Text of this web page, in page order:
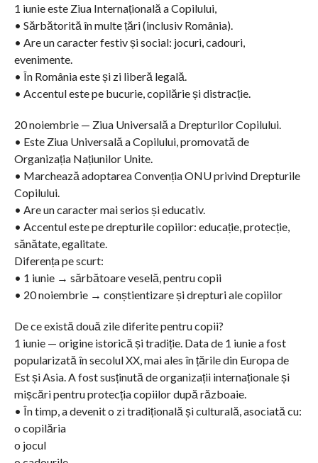
1 iunie este Ziua Internațională a Copilului,
• Sărbătorită în multe țări (inclusiv România).
• Are un caracter festiv și social: jocuri, cadouri,
evenimente.
• În România este și zi liberă legală.
• Accentul este pe bucurie, copilărie și distracție.
20 noiembrie — Ziua Universală a Drepturilor Copilului.
• Este Ziua Universală a Copilului, promovată de
Organizația Națiunilor Unite.
• Marchează adoptarea Convenția ONU privind Drepturile
Copilului.
• Are un caracter mai serios și educativ.
• Accentul este pe drepturile copiilor: educație, protecție,
sănătate, egalitate.
Diferența pe scurt:
• 1 iunie → sărbătoare veselă, pentru copii
• 20 noiembrie → conștientizare și drepturi ale copiilor
De ce există două zile diferite pentru copii?
1 iunie — origine istorică și tradiție. Data de 1 iunie a fost
popularizată în secolul XX, mai ales în țările din Europa de
Est și Asia. A fost susținută de organizații internaționale și
mișcări pentru protecția copiilor după războaie.
• În timp, a devenit o zi tradițională și culturală, asociată cu:
o copilăria
o jocul